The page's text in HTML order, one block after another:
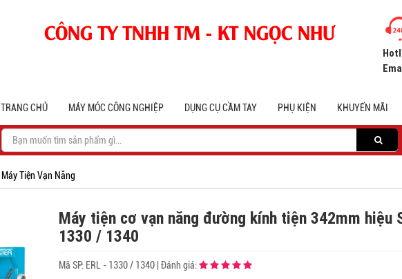
CÔNG TY TNHH TM - KT NGỌC NHƯ
TRANG CHỦ MÁY MÓC CÔNG NGHIỆP DỤNG CỤ CẦM TAY PHỤ KIỆN KHUYẾN MÃI
Máy Tiện Vạn Năng
Máy tiện cơ vạn năng đường kính tiện 342mm hiệu
1330 / 1340
Mã SP: ERL - 1330 / 1340 Đánh giá: